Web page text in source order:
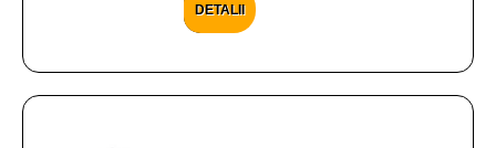
DETALII